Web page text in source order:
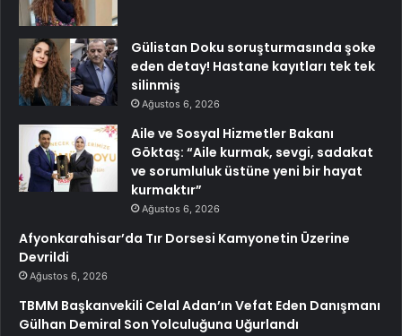
Gülistan Doku soruşturmasında şoke
eden detay! Hastane kayıtları tek tek
silinmiş
Ağustos 6, 2026
Aile ve Sosyal Hizmetler Bakanı
Göktaş: “Aile kurmak, sevgi, sadakat
ve sorumluluk üstüne yeni bir hayat
kurmaktır”
Ağustos 6, 2026
Afyonkarahisar’da Tır Dorsesi Kamyonetin Üzerine
Devrildi
Ağustos 6, 2026
TBMM Başkanvekili Celal Adan’ın Vefat Eden Danışmanı
Gülhan Demiral Son Yolculuğuna Uğurlandı